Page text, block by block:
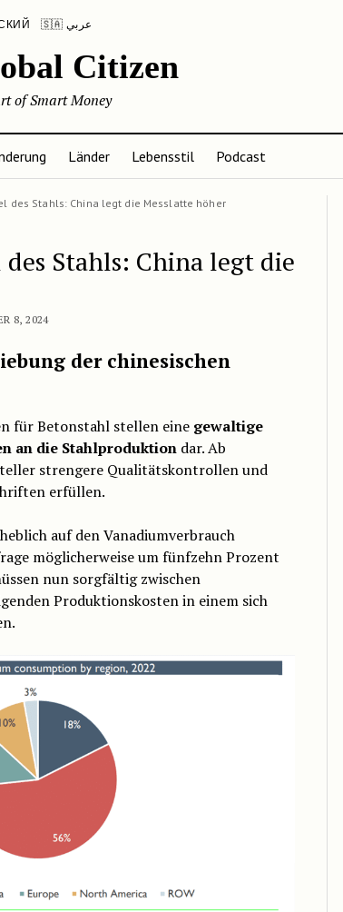
🇸🇦 عربي
Citizen
of Smart Money
Länder Lebensstil Podcast
des Stahls: China legt die Messlatte höher
Stahls: China legt die
8, 2024
der chinesischen
für Betonstahl stellen eine gewaltige
an die Stahlproduktiondar. Ab
strengere Qualitätskontrollen und
erfüllen.
auf den Vanadiumverbrauch
möglicherweise um fünfzehn Prozent
nun sorgfältig zwischen
Produktionskosten in einem sich